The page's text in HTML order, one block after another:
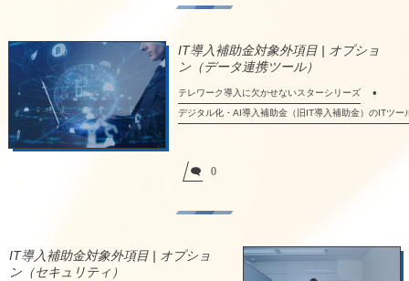
IT導入補助金対象外項目 | オプショ
ン（データ連携ツール）
テレワーク導入に欠かせないスターシリーズ
デジタル化・AI導入補助金（旧IT導入補助金）のITツー
0
IT導入補助金対象外項目 | オプショ
ン（セキュリティ）